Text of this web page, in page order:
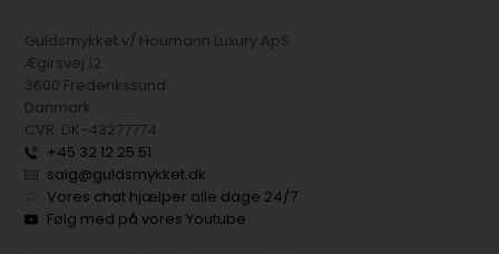
Guldsmykket v/ Houmann Luxury ApS
Ægirsvej 12
3600 Frederikssund
Danmark
CVR: DK-43277774
+45 32 12 25 51
salg@guldsmykket.dk
Vores chat hjælper alle dage 24/7
Følg med på vores Youtube